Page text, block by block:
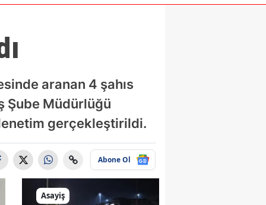
aranan 4 şahıs
Şube Müdürlüğü
gerçekleştirildi.
Abone Ol
Asayiş